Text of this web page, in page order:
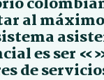
al
es ser
de